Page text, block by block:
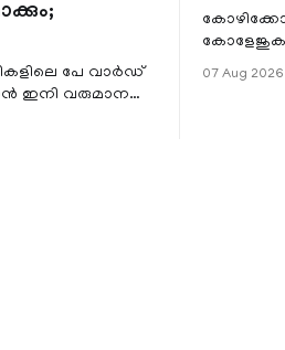
പേ വാർഡ്
ഇനി വരുമാന
എല്ലാ
07 Aug 2026